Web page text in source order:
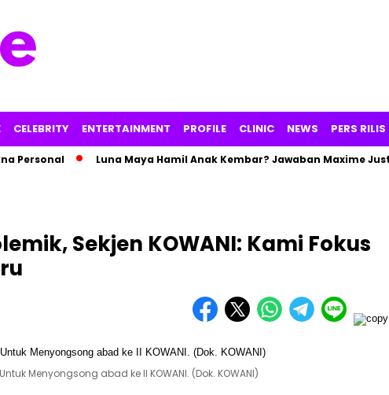
CELEBRITY ENTERTAINMENT PROFILE CLINIC NEWS PERS RILIS
Luna Maya Hamil Anak Kembar? Jawaban Maxime Justru
Sekjen KOWANI: Kami Fokus
Menyongsong abad ke II KOWANI. (Dok. KOWANI)